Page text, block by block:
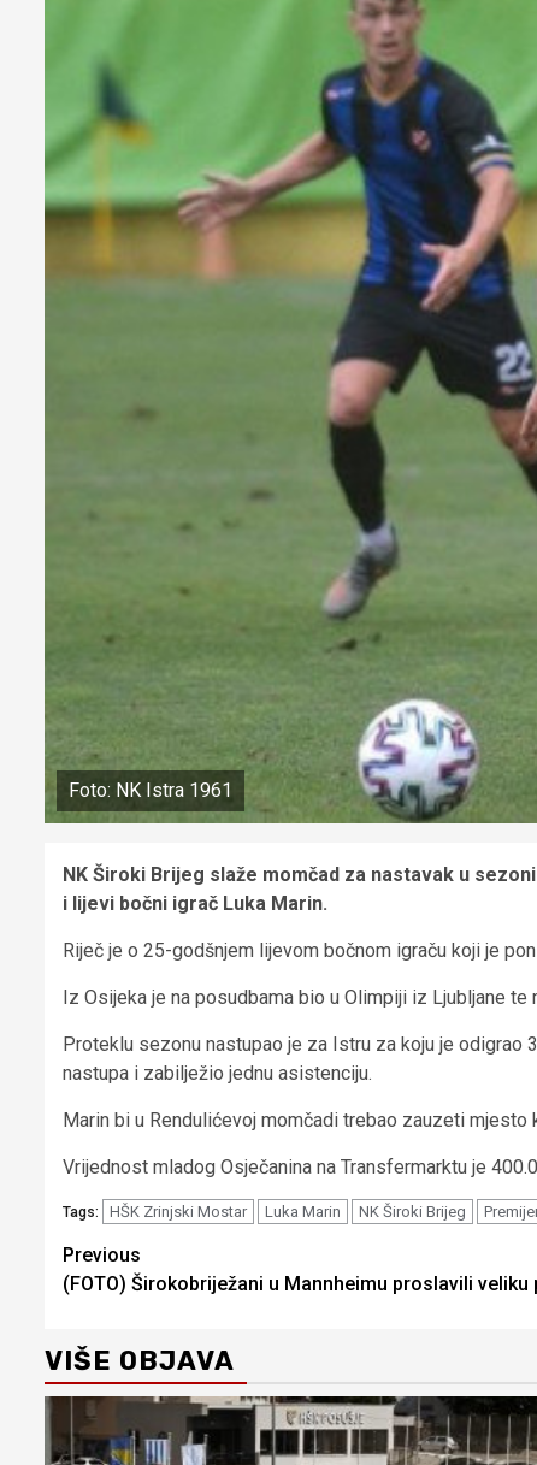
Foto: NK Istra 1961
NK Široki Brijeg slaže momčad za nastavak u
i lijevi bočni igrač Luka Marin.
Riječ je o 25-godšnjem lijevom bočnom igraču koji je
Iz Osijeka je na posudbama bio u Olimpiji iz Ljubljane te
Proteklu sezonu nastupao je za Istru za koju je
nastupa i zabilježio jednu asistenciju.
Marin bi u Rendulićevoj momčadi trebao zauzeti
Vrijednost mladog Osječanina na Transfermarktu je
Tags: HŠK Zrinjski Mostar Luka Marin NK Široki Brijeg
Continue
Reading
Previous
(FOTO) Širokobriježani u Mannheimu proslavili veliku
VIŠE OBJAVA